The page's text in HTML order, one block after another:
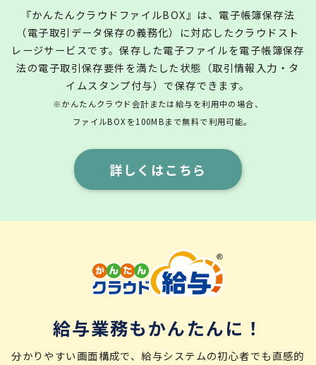
詳しくはこちら
『かんたんクラウドファイルBOX』は、電子帳簿保存法
（電子取引データ保存の義務化）に対応したクラウドスト
レージサービスです。保存した電子ファイルを電子帳簿保存
法の電子取引保存要件を満たした状態（取引情報入力・タ
イムスタンプ付与）で保存できます。
※かんたんクラウド会計または給与を利用中の場合、
ファイルBOXを100MBまで無料で利用可能。
給与業務もかんたんに！
分かりやすい画面構成で、給与システムの初心者でも直感的